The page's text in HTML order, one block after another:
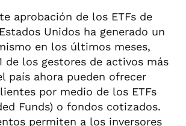
aprobación de los ETFs de
Unidos ha generado un
en los últimos meses,
de los gestores de activos más
país ahora pueden ofrecer
por medio de los ETFs
Funds) o fondos cotizados.
permiten a los inversores